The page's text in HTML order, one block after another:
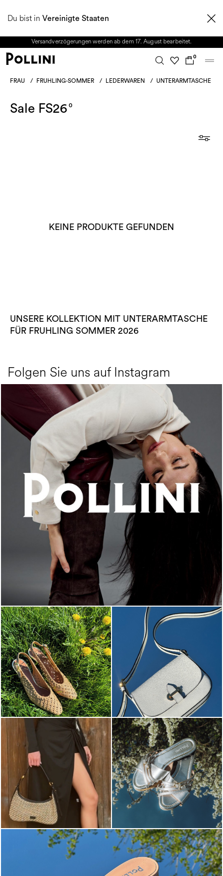
Du bist in Vereinigte Staaten
2026 KOLLEKTION. Vom 8. bis 16. August ist unser Kundenservice nicht
Versandverzögerungen werden ab dem 17. August bearbeitet.
0
FRAU / FRUHLING-SOMMER / LEDERWAREN / UNTERARMTASCHE
Sale FS26 0
KEINE PRODUKTE GEFUNDEN
UNSERE KOLLEKTION MIT UNTERARMTASCHE
FÜR FRUHLING SOMMER 2026
Folgen Sie uns auf Instagram
An ode to the house’s vibrant Italian roots, the new...